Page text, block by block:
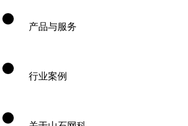
产品与服务
行业案例